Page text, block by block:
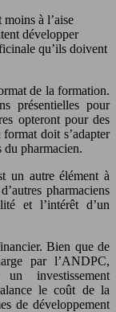
moins à l’aise
développer
qu’ils doivent
de la formation.
présentielles pour
opteront pour des
doit s’adapter
du pharmacien.
un autre élément à
pharmaciens
et l’intérêt d’un
Bien que de
par l’ANDPC,
un investissement
le coût de la
de développement